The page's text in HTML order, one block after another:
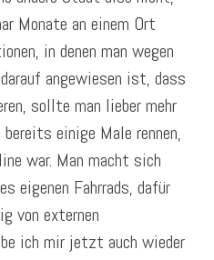
Monate an einem Ort
in denen man wegen
angewiesen ist, dass
sollte man lieber mehr
einige Male rennen,
war. Man macht sich
eigenen Fahrrads, dafür
von externen
ich mir jetzt auch wieder